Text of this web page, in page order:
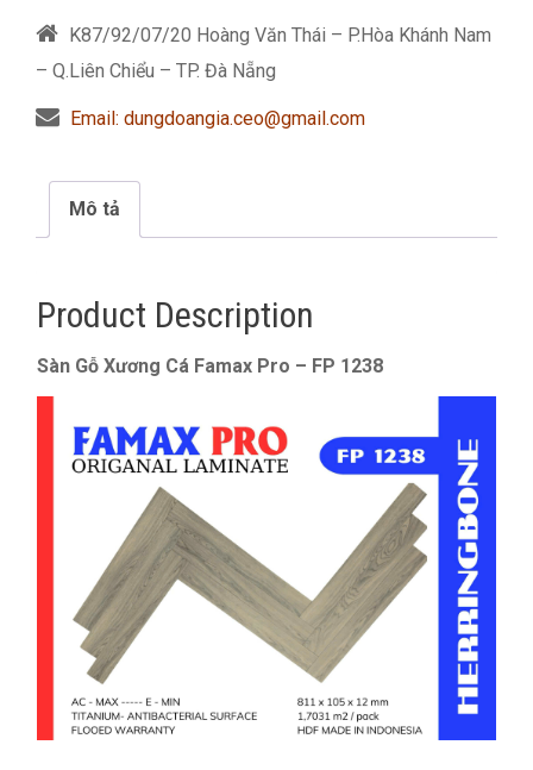
K87/92/07/20 Hoàng Văn Thái – P.Hòa Khánh Nam
– Q.Liên Chiểu – TP. Đà Nẵng
Email: dungdoangia.ceo@gmail.com
Mô tả
Product Description
Sàn Gỗ Xương Cá Famax Pro – FP 1238